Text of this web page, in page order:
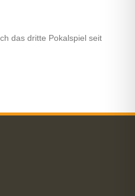
das dritte Pokalspiel seit